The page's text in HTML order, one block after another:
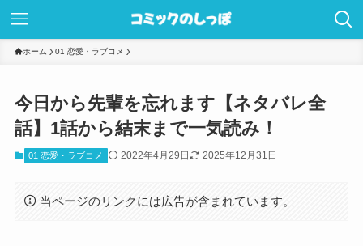
ホーム 01 恋愛・ラブコメ
今日から先輩を忘れます【ネタバレ全
話】1話から結末まで一気読み！
01 恋愛・ラブコメ 2022年4月29日 2025年12月31日
当ページのリンクには広告が含まれています。